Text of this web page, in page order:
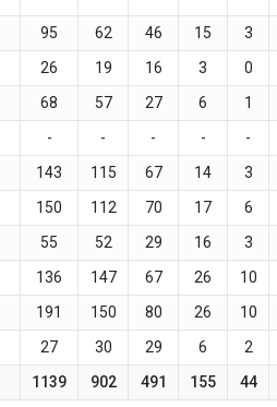
95 62 46 15 3
26 19 16 3 0
68 57 27 6 1
- - - - -
143 115 67 14 3
150 112 70 17 6
55 52 29 16 3
136 147 67 26 10
191 150 80 26 10
27 30 29 6 2
1139 902 491 155 44